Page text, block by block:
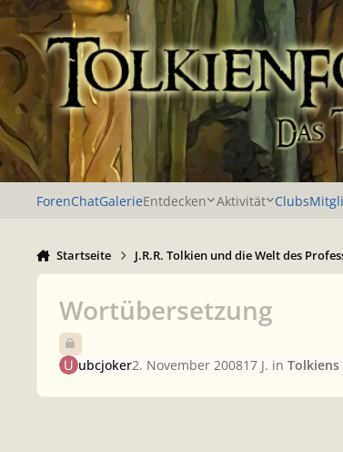
Zu Inhalt springen
ForenChatGalerieEntdecken Aktivität Clubs
Startseite J.R.R. Tolkien und die Welt des
Wortübersetzung
ubcjoker2. November 200817 J. in